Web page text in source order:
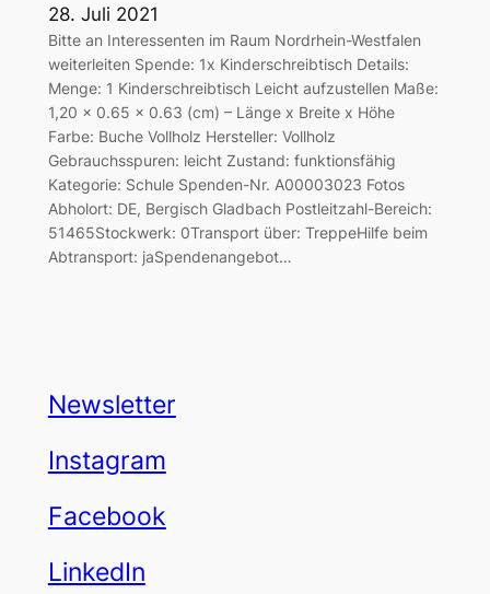
28. Juli 2021
Bitte an Interessenten im Raum Nordrhein-Westfalen
weiterleiten Spende: 1x Kinderschreibtisch Details:
Menge: 1 Kinderschreibtisch Leicht aufzustellen Maße:
1,20 x 0.65 x 0.63 (cm) – Länge x Breite x Höhe
Farbe: Buche Vollholz Hersteller: Vollholz
Gebrauchsspuren: leicht Zustand: funktionsfähig
Kategorie: Schule Spenden-Nr. A00003023 Fotos
Abholort: DE, Bergisch Gladbach Postleitzahl-Bereich:
51465Stockwerk: 0Transport über: TreppeHilfe beim
Abtransport: jaSpendenangebot…
Newsletter
Instagram
Facebook
LinkedIn